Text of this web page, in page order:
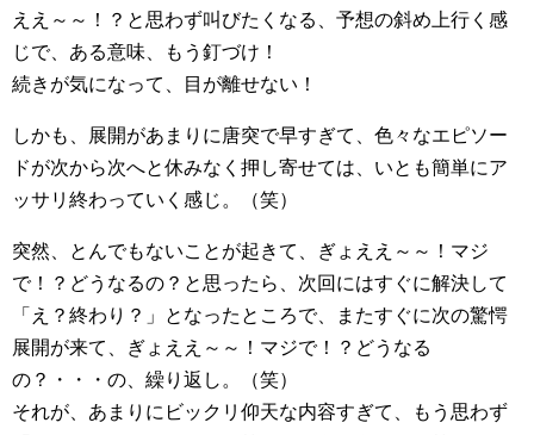
ええ～～！？と思わず叫びたくなる、予想の斜め上行く感
じで、ある意味、もう釘づけ！
続きが気になって、目が離せない！
しかも、展開があまりに唐突で早すぎて、色々なエピソー
ドが次から次へと休みなく押し寄せては、いとも簡単にア
ッサリ終わっていく感じ。（笑）
突然、とんでもないことが起きて、ぎょええ～～！マジ
で！？どうなるの？と思ったら、次回にはすぐに解決して
「え？終わり？」となったところで、またすぐに次の驚愕
展開が来て、ぎょええ～～！マジで！？どうなる
の？・・・の、繰り返し。（笑）
それが、あまりにビックリ仰天な内容すぎて、もう思わず